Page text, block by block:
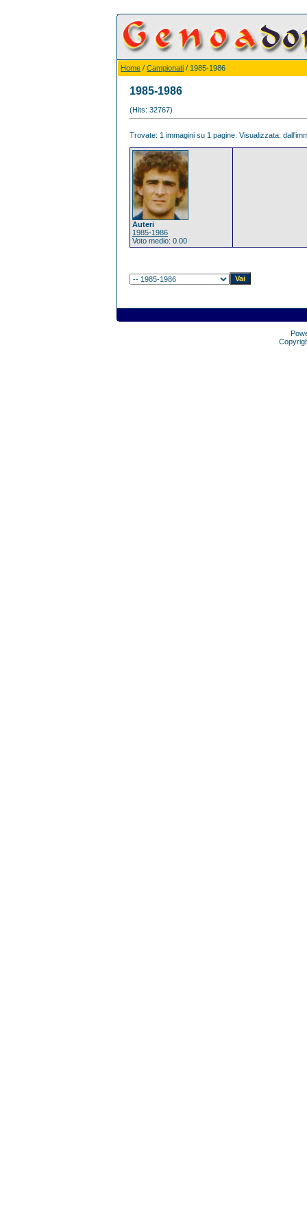
Home / Campionati / 1985-1986
1985-1986
(Hits: 32767)
Trovate: 1 immagini su 1 pagine. Visualizzata:
Auteri
1985-1986
Voto medio: 0.00